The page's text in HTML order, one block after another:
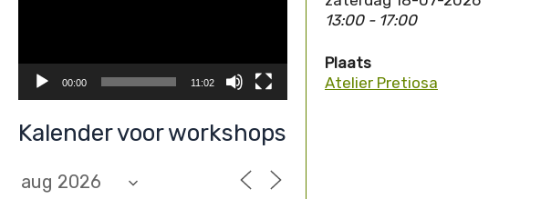
r
00:00 11:02
Kalender voor workshops
13:00 - 17:00
Plaats
Atelier Pretiosa